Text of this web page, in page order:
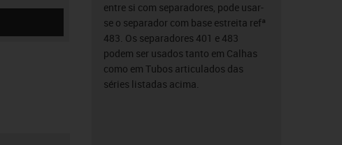
entre si com separadores, pode usar-
se o separador com base estreita refª
483. Os separadores 401 e 483
podem ser usados tanto em Calhas
como em Tubos articulados das
séries listadas acima.